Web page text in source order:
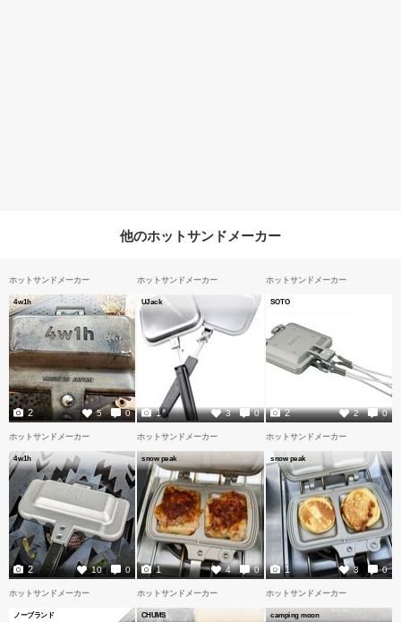
他のホットサンドメーカー
ホットサンドメーカー
4w1h
5 0
2
ホットサンドメーカー
UJack
3 0
1
ホットサンドメーカー
SOTO
2 0
2
ホットサンドメーカー
4w1h
10 0
2
ホットサンドメーカー
snow peak
4 0
1
ホットサンドメーカー
snow peak
3 0
1
ホットサンドメーカー
ノーブランド
ホットサンドメーカー
CHUMS
ホットサンドメーカー
camping moon